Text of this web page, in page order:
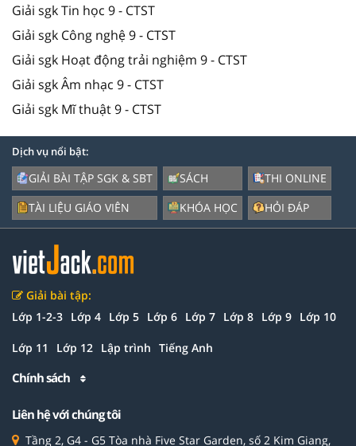
Giải sgk Tin học 9 - CTST
Giải sgk Công nghệ 9 - CTST
Giải sgk Hoạt động trải nghiệm 9 - CTST
Giải sgk Âm nhạc 9 - CTST
Giải sgk Mĩ thuật 9 - CTST
Dịch vụ nổi bật:
GIẢI BÀI TẬP SGK & SBT
TÀI LIỆU GIÁO VIÊN
SÁCH
KHÓA HỌC
THI ONLINE
HỎI ĐÁP
Giải bài tập:
Lớp 1-2-3 Lớp 4 Lớp 5 Lớp 6 Lớp 7 Lớp 8 Lớp 9 Lớp 10
Lớp 11 Lớp 12 Lập trình Tiếng Anh
Chính sách
Liên hệ với chúng tôi
Tầng 2, G4 - G5 Tòa nhà Five Star Garden, số 2 Kim Giang,